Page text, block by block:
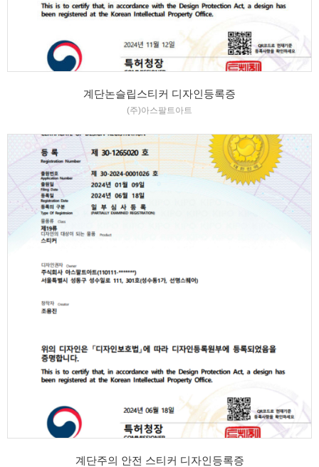
계단논슬립스티커 디자인등록증
(주)아스팔트아트
계단주의 안전 스티커 디자인등록증